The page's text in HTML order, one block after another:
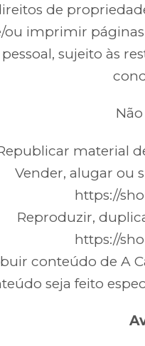
de
ou imprimir
sujeito às
material
Vender, alugar ou
https://
Reproduzir,
https://
conteúdo de A
seja feito